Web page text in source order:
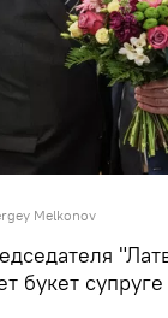
Melkonov
букет